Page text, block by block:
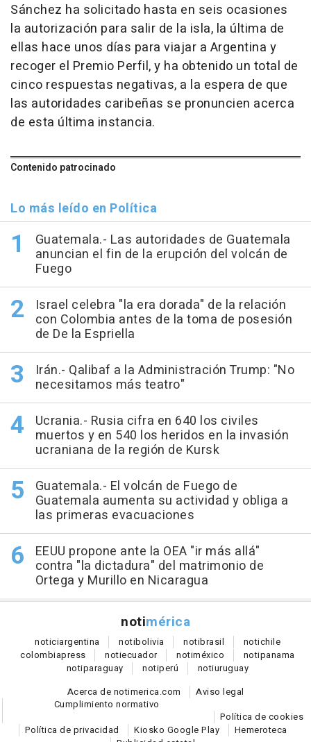
Sánchez ha solicitado hasta en seis ocasiones
la autorización para salir de la isla, la última de
ellas hace unos días para viajar a Argentina y
recoger el Premio Perfil, y ha obtenido un total de
cinco respuestas negativas, a la espera de que
las autoridades caribeñas se pronuncien acerca
de esta última instancia.
Contenido patrocinado
Lo más leído en Política
Guatemala.- Las autoridades de Guatemala
anuncian el fin de la erupción del volcán de
Fuego
Israel celebra "la era dorada" de la relación
con Colombia antes de la toma de posesión
de De la Espriella
Irán.- Qalibaf a la Administración Trump: "No
necesitamos más teatro"
Ucrania.- Rusia cifra en 640 los civiles
muertos y en 540 los heridos en la invasión
ucraniana de la región de Kursk
Guatemala.- El volcán de Fuego de
Guatemala aumenta su actividad y obliga a
las primeras evacuaciones
EEUU propone ante la OEA "ir más allá"
contra "la dictadura" del matrimonio de
Ortega y Murillo en Nicaragua
notimérica
noticiargentina notibolivia notibrasil notichile
colombiapress notiecuador notiméxico notipanama
notiparaguay notiperú notiuruguay
Acerca de notimerica.com
Aviso legal
Cumplimiento normativo
Política de cookies
Política de privacidad
Kiosko Google Play
Hemeroteca